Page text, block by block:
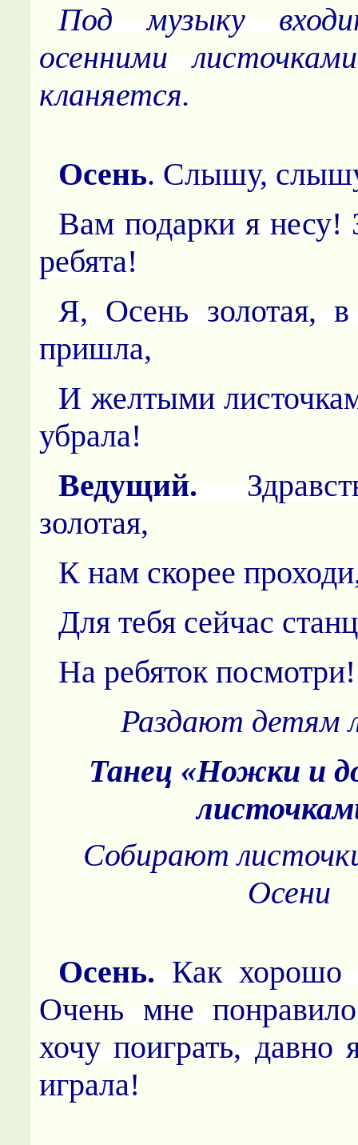
Под музыку
осенними
кланяется.
Осень. Слышу,
Вам подарки я несу!
ребята!
Я, Осень золотая,
пришла,
И желтыми
убрала!
Ведущий.
золотая,
К нам скорее
Для тебя сейчас
На ребяток посмотри!
Раздают детям
Танец «Ножки и
Собирают
Осени
Осень. Как хорошо
Очень мне
хочу поиграть,
играла!